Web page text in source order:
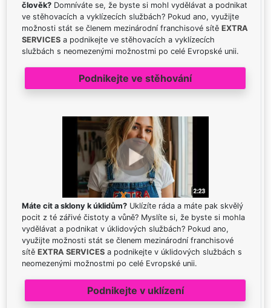
člověk? Domníváte se, že byste si mohl vydělávat a podnikat
ve stěhovacích a vyklízecích službách? Pokud ano, využijte
možnosti stát se členem mezinárodní franchisové sítě EXTRA
SERVICES a podnikejte ve stěhovacích a vyklízecích
službách s neomezenými možnostmi po celé Evropské unii.
Podnikejte ve stěhování
Máte cit a sklony k úklidům? Uklízíte ráda a máte pak skvělý
pocit z té zářivé čistoty a vůně? Myslíte si, že byste si mohla
vydělávat a podnikat v úklidových službách? Pokud ano,
využijte možnosti stát se členem mezinárodní franchisové
sítě EXTRA SERVICES a podnikejte v úklidových službách s
neomezenými možnostmi po celé Evropské unii.
Podnikejte v uklízení